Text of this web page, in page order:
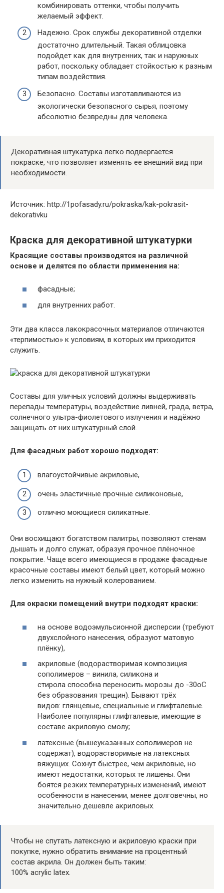
комбинировать оттенки, чтобы получить
желаемый эффект.
Надежно. Срок службы декоративной отделки
достаточно длительный. Такая облицовка
подойдет как для внутренних, так и наружных
работ, поскольку обладает стойкостью к разным
типам воздействия.
Безопасно. Составы изготавливаются из
экологически безопасного сырья, поэтому
абсолютно безвредны для человека.
Декоративная штукатурка легко подвергается
покраске, что позволяет изменять ее внешний вид при
необходимости.
Источник: http://1pofasady.ru/pokraska/kak-pokrasit-
dekorativku
Краска для декоративной штукатурки
Красящие составы производятся на различной
основе и делятся по области применения на:
фасадные;
для внутренних работ.
Эти два класса лакокрасочных материалов отличаются
«терпимостью» к условиям, в которых им приходится
служить.
Составы для уличных условий должны выдерживать
перепады температуры, воздействие ливней, града, ветра,
солнечного ультра-фиолетового излучения и надёжно
защищать от них штукатурный слой.
Для фасадных работ хорошо подходят:
влагоустойчивые акриловые,
очень эластичные прочные силиконовые,
отлично моющиеся силикатные.
Они восхищают богатством палитры, позволяют стенам
дышать и долго служат, образуя прочное плёночное
покрытие. Чаще всего имеющиеся в продаже фасадные
красочные составы имеют белый цвет, который можно
легко изменить на нужный колерованием.
Для окраски помещений внутри подходят краски:
на основе водоэмульсионной дисперсии (требуют
двухслойного нанесения, образуют матовую
плёнку),
акриловые (водорастворимая композиция
сополимеров – винила, силикона и
стирола способна переносить морозы до -30оС
без образования трещин). Бывают трёх
видов: глянцевые, специальные и глифталевые.
Наиболее популярны глифталевые, имеющие в
составе акриловую смолу;
латексные (вышеуказанных сополимеров не
содержат), водорастворимые на латексных
вяжущих. Сохнут быстрее, чем акриловые, но
имеют недостатки, которых те лишены. Они
боятся резких температурных изменений, имеют
особенности в нанесении, менее долговечны, но
значительно дешевле акриловых.
Чтобы не спутать латексную и акриловую краски при
покупке, нужно обратить внимание на процентный
состав акрила. Он должен быть таким:
100% acrylic latex.